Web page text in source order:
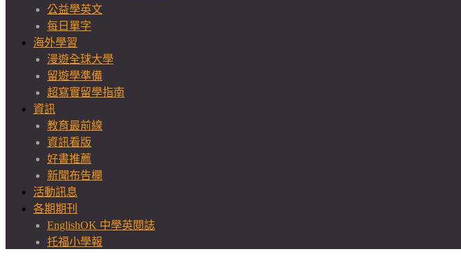
公益學英文
每日單字
海外學習
漫遊全球大學
留遊學準備
超寫實留學指南
資訊
教育最前線
資訊看版
好書推薦
新聞布告欄
活動訊息
各期期刊
EnglishOK 中學英閱誌
托福小學報